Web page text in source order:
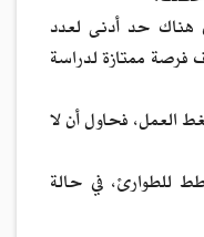
هناك حد أدنى لعدد
فرصة ممتازة لدراسة
العمل، فحاول أن لا
للطوارئ، في حالة